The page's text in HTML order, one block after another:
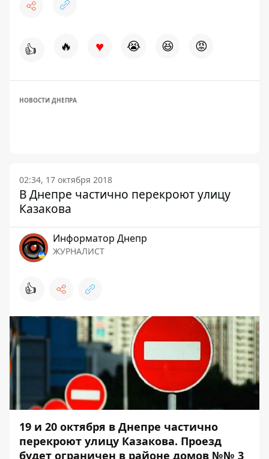
👍 🔥 ♥ 😭 😆 😡
НОВОСТИ ДНЕПРА
02:34, 17 октября 2018
В Днепре частично перекроют улицу
Казакова
Информатор Днепр
ЖУРНАЛИСТ
👍
19 и 20 октября в Днепре частично
перекроют улицу Казакова. Проезд
будет ограничен в районе домов №№ 3